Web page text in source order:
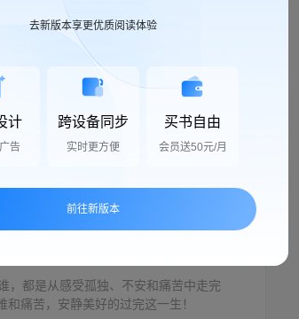
有价值的爱好。仅此而已。人间值得。
我，我们变成了集体的一部分，面对来
重要啊，有时候，我们突然对这个世界
是这么复杂，但是不管是物理学还是
学到大量的规律来了解自己，从而活出
，都是从感受孤独、不安和痛苦中走完
痛苦，安静美好的过完这一生！
去新版本享更优质阅读体验
计
告
跨设备同步
实时更方便
买书自由
会员送50元/月
前往新版本